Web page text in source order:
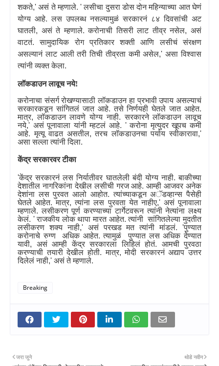
शकते,'असं ते म्हणाले.'लसीचा दुसरा डोस दोन महिन्याच्या आत घेणं
योग्य आहे. लस उपलब्ध नसल्यामुळं सरकारनं ८४ दिवसांची अट
घातली, असं ते म्हणाले. करोनाची तिसरी लाट तीव्र नसेल,असं
वाटतं. सामुदायिक रोग प्रतिकार शक्ती आणि लसीचं संरक्षण
असल्यानं लाट आली तरी तिची तीव्रता कमी असेल,'असा विश्वास
त्यांनी व्यक्त केला.
लॉकडाउन लावूच नये!
करोनाचा संसर्ग रोखण्यासाठी लॉकडाउन हा प्रभावी उपाय असल्याचं
सरकारकडून सांगितलं जात आहे. तसे निर्णयही घेतले जात आहेत.
मात्र,लॉकडाउन लावणे योग्य नाही. सरकारने लॉकडाउन लावूच
नये,' असं पूनावाला यांनी म्हटलं आहे. 'करोना मृत्युदर खूपच कमी
आहे. मृत्यू वाढत असतील,तरच लॉकडाउनचा पर्याय स्वीकारावा,'
असा सल्ला त्यांनी दिला.
केंद्र सरकारवर टीका
'केंद्र सरकारनं लस निर्यातीवर घातलेली बंदी योग्य नाही. बाकीच्या
देशातील नागरिकांना देखील लसीची गरज आहे. आम्ही आजवर अनेक
देशांना लस पुरवत आलो आहोत. त्यांच्याकडून अॅडव्हान्स पैसेही
घेतले आहेत. मात्र,त्यांना लस पुरवता येत नाहीए,' असं पूनावाला
म्हणाले. लसीकरण पूर्ण करण्याच्या टार्गेटवरून त्यांनी नेत्यांना लक्ष्य
केलं. 'राजकीय लोक थापा मारत आहेत. त्यांनी सांगितलेल्या मुदतीत
लसीकरण शक्य नाही,' असं परखड मत त्यांनी मांडलं. 'पुण्यात
करोनाचे रुग्ण अधिक आहेत. त्यामुळं पुण्यात लस अधिक देण्यात
यावी, असं आम्ही केंद्र सरकारला लिहिलं होतं. आमची पुरवठा
करण्याची तयारी देखील होती. मात्र,मोदी सरकारनं अद्याप उत्तर
दिलेलं नाही,' असं ते म्हणाले.
Breaking
थोडे नवीन
जरा जुने